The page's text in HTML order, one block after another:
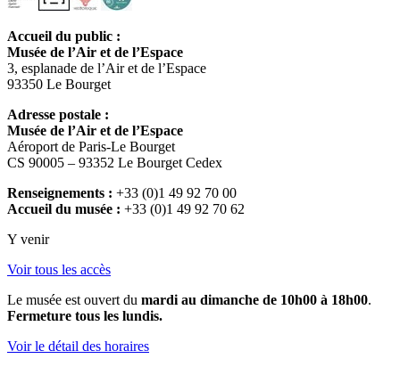
Accueil du public :
Musée de l’Air et de l’Espace
3, esplanade de l’Air et de l’Espace
93350 Le Bourget
Adresse postale :
Musée de l’Air et de l’Espace
Aéroport de Paris-Le Bourget
CS 90005 – 93352 Le Bourget Cedex
Renseignements : +33 (0)1 49 92 70 00
Accueil du musée : +33 (0)1 49 92 70 62
Y venir
Voir tous les accès
Le musée est ouvert du mardi au dimanche de 10h00 à 18h00.
Fermeture tous les lundis.
Voir le détail des horaires